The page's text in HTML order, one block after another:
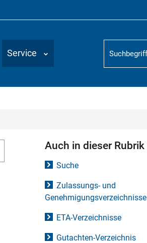
Service
Suchbegriff
Auch in dieser Rubrik
Suche
Zulassungs- und
Genehmigungsverzeichnisse
ETA-Verzeichnisse
Gutachten-Verzeichnis